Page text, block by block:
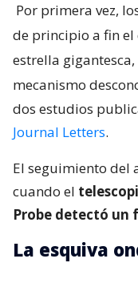
Por primera vez,
de principio a fin el
estrella
mecanismo
dos estudios
Journal Letters.
El seguimiento del
cuando el
Probe detectó un
La esquiva